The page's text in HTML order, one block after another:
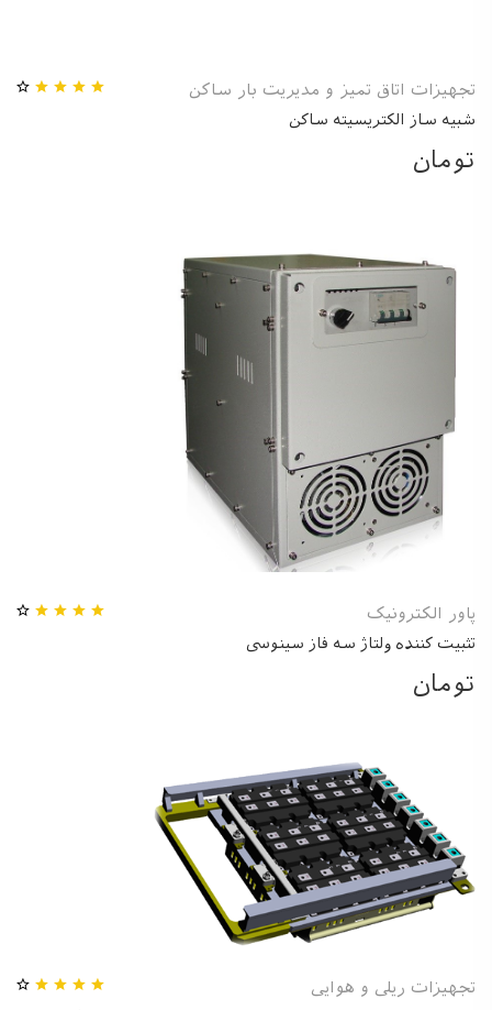
تجهیزات اتاق تمیز و مدیریت بار ساکن
شبیه ساز الکتریسیته ساکن
تومان
پاور الکترونیک
تثبیت کننده ولتاژ سه فاز سینوسی
تومان
تجهیزات ریلی و هوایی